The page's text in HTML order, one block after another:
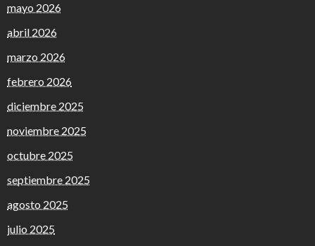
mayo 2026
abril 2026
marzo 2026
febrero 2026
diciembre 2025
noviembre 2025
octubre 2025
septiembre 2025
agosto 2025
julio 2025